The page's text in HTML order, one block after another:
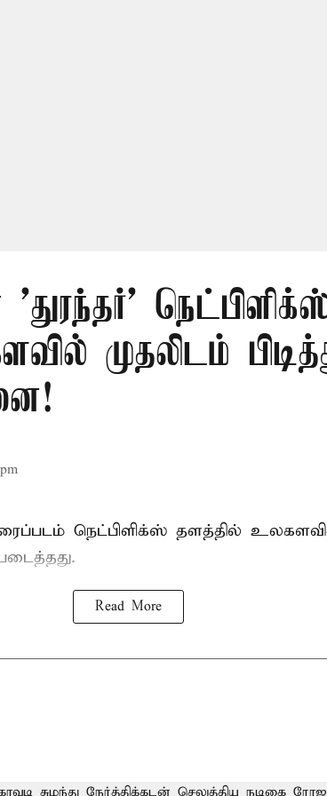
முதலிடம்
நெட்பிளிக்ஸ் தளத்தில்
Read More